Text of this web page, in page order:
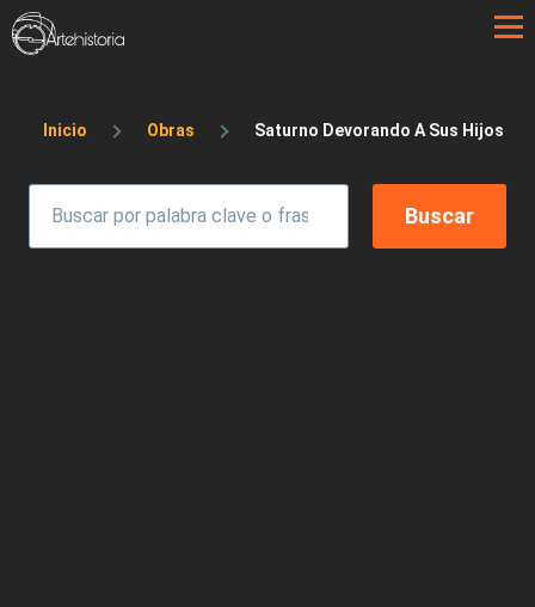
Pasar al contenido principal
Sobrescribir enlaces de ayuda a la
Inicio Obras Saturno Devorando A Sus Hijos